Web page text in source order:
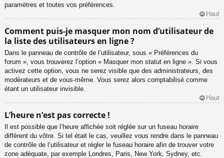
paramètres et toutes vos préférences.
Haut
Comment puis-je masquer mon nom d’utilisateur de
la liste des utilisateurs en ligne ?
Dans le panneau de contrôle de l’utilisateur, sous « Préférences du
forum », vous trouverez l’option « Masquer mon statut en ligne ». Si vous
activez cette option, vous ne serez visible que des administrateurs, des
modérateurs et de vous-même. Vous serez alors comptabilisé comme
étant un utilisateur invisible.
Haut
L’heure n’est pas correcte !
Il est possible que l’heure affichée soit réglée sur un fuseau horaire
différent du vôtre. Si tel était le cas, veuillez vous rendre dans le panneau
de contrôle de l’utilisateur et régler le fuseau horaire afin de trouver votre
zone adéquate, par exemple Londres, Paris, New York, Sydney, etc.